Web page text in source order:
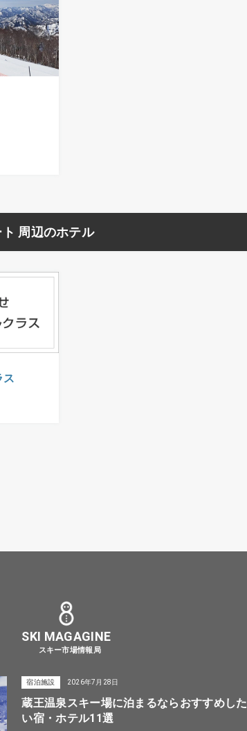
周辺のホテル
ス
SKI MAGAGINE
スキー市場情報局
宿泊施設 2026年7月28日
蔵王温泉スキー場に泊まるならおすすめした
い宿・ホテル11選